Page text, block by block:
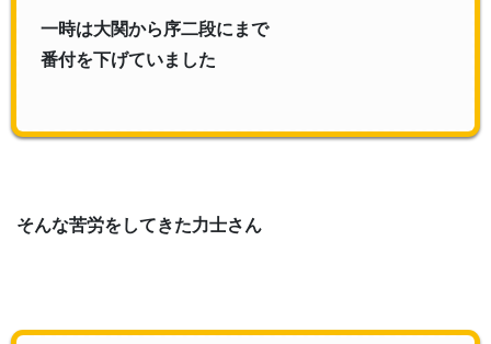
一時は大関から序二段にまで
番付を下げていました
そんな苦労をしてきた力士さん